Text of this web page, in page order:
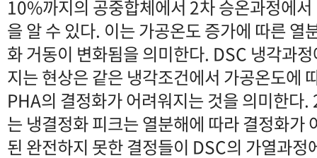
10%까지의 공중합체에서 2차 승온과정에
을 알 수 있다. 이는 가공온도 증가에 따른 열
화 거동이 변화됨을 의미한다. DSC 냉각과
지는 현상은 같은 냉각조건에서 가공온도에
PHA의 결정화가 어려워지는 것을 의미한다
는 냉결정화 피크는 열분해에 따라 결정화가
된 완전하지 못한 결정들이 DSC의 가열과정